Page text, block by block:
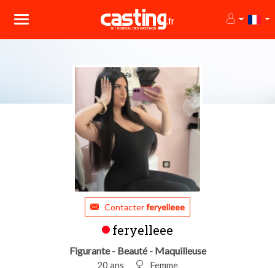
Contacterferyelleee
feryelleee
Figurante - Beauté - Maquilleuse
20 ans Femme